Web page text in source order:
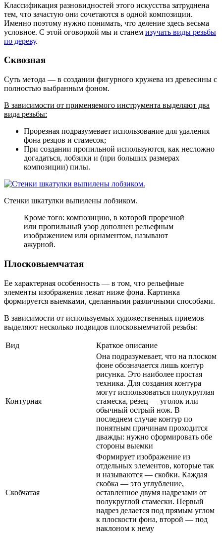
Классификация разновидностей этого искусства затруднена
тем, что зачастую они сочетаются в одной композиции.
Именно поэтому нужно понимать, что деление здесь весьма
условное. С этой оговоркой мы и станем изучать виды резьбы
по дереву.
Сквозная
Суть метода — в создании фигурного кружева из древесины с
полностью выбранным фоном.
В зависимости от применяемого инструмента выделяют два
вида резьбы:
Прорезная подразумевает использование для удаления
фона резцов и стамесок;
При создании пропильной используются, как несложно
догадаться, лобзики и (при больших размерах
композиции) пилы.
Стенки шкатулки выпилены лобзиком.
Кроме того: композицию, в которой прорезной
или пропильный узор дополнен рельефным
изображением или орнаментом, называют
ажурной.
Плосковыемчатая
Ее характерная особенность — в том, что рельефные
элементы изображения лежат ниже фона. Картинка
формируется выемками, сделанными различными способами.
В зависимости от используемых художественных приемов
выделяют несколько подвидов плосковыемчатой резьбы:
Вид Краткое описание
Контурная
Она подразумевает, что на плоском
фоне обозначается лишь контур
рисунка. Это наиболее простая
техника. Для создания контура
могут использоваться полукруглая
стамеска, резец — уголок или
обычный острый нож. В
последнем случае контур по
понятным причинам проходится
дважды: нужно сформировать обе
стороны выемки
Скобчатая
Формирует изображение из
отдельных элементов, которые так
и называются — скобки. Каждая
скобка — это углубление,
оставленное двумя надрезами от
полукруглой стамески. Первый
надрез делается под прямым углом
к плоскости фона, второй — под
наклоном к нему